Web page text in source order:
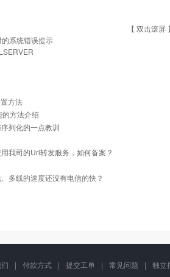
【 双击滚屏
系统错误提示
方法
方法介绍
列化的一点教训
我司的Url转发服务，如何备案？
多线的速度还没有电信的快？
| 付款方式 | 提交工单 | 常见问题 |
独立